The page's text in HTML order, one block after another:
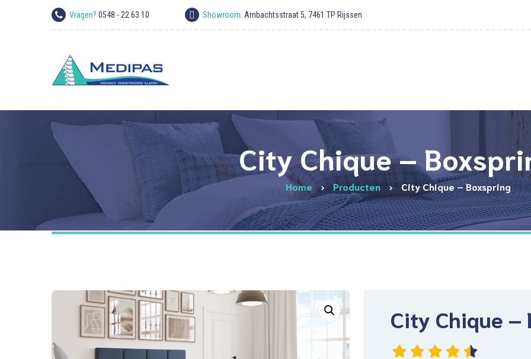
Vragen? 0548 - 22 63 10 Showroom: Ambachtsstraat 5, 7461 TP Rijssen
City Chique –
Home Producten City Chique – Boxspring
City Chique –